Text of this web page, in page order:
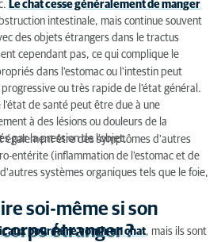
Le chat cesse généralement de manger
intestinale, mais continue souvent
des objets étrangers dans le tractus
cependant pas, ce qui complique le
dans l'estomac ou l'intestin peut
ou très rapide de l'état général.
de santé peut être due à une
à des lésions ou douleurs de la
par la pression de l'objet.
également être des symptômes d'autres
entérite (inflammation de l'estomac et de
systèmes organiques tels que le foie,
soi-même si son
étranger ?
pour faire vomir un chat, mais ils sont